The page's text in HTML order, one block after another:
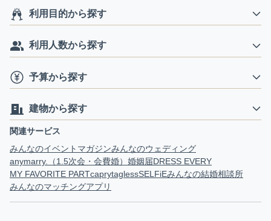
利用目的から探す
利用人数から探す
予算から探す
建物から探す
関連サービス
みんなのイベントマガジンみんなのウェディング
anymarry.（1.5次会・会費婚） 婚姻届DRESS EVERY
MY FAVORITE PARTcaprytaglessSELFiEみんなの結婚相談所
みんなのマッチングアプリ